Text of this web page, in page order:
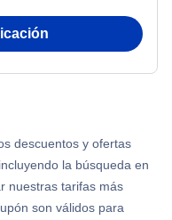
descuentos y ofertas
la búsqueda en
nuestras tarifas más
son válidos para